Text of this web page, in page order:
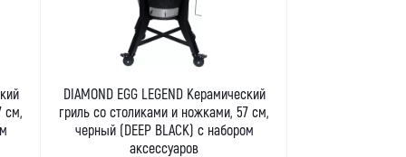
см,
DIAMOND EGG LEGEND Керамический
гриль со столиками и ножками, 57 см,
черный (DEEP BLACK) с набором
аксессуаров